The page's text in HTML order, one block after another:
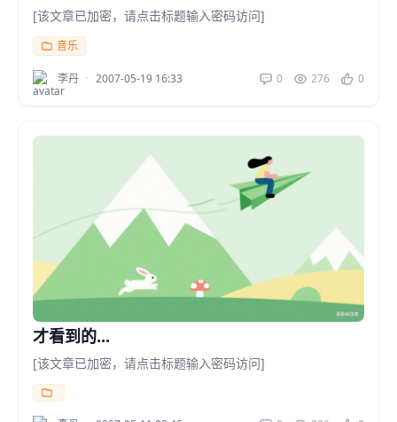
[该文章已加密，请点击标题输入密码访问]
音乐
李丹 · 2007-05-19 16:33 0 276 0
才看到的...
[该文章已加密，请点击标题输入密码访问]